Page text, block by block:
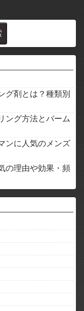
グ剤とは？種類別
ング方法とバーム
ンに人気のメンズ
の理由や効果・頻